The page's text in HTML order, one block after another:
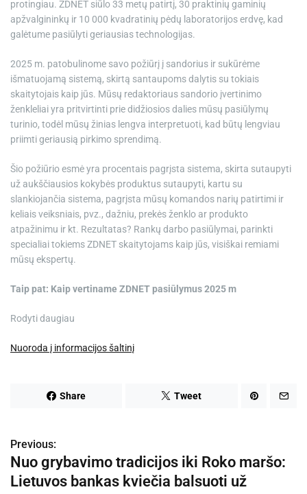
protingiau. ZDNET siūlo 33 metų patirtį, 30 praktinių gaminių
apžvalgininkų ir 10 000 kvadratinių pėdų laboratorijos erdvę, kad
galėtume pasiūlyti geriausias technologijas.
2025 m. patobulinome savo požiūrį į sandorius ir sukūrėme
išmatuojamą sistemą, skirtą santaupoms dalytis su tokiais
skaitytojais kaip jūs. Mūsų redaktoriaus sandorio įvertinimo
ženkleliai yra pritvirtinti prie didžiosios dalies mūsų pasiūlymų
turinio, todėl mūsų žinias lengva interpretuoti, kad būtų lengviau
priimti geriausią pirkimo sprendimą.
Šio požiūrio esmė yra procentais pagrįsta sistema, skirta sutaupyti
už aukščiausios kokybės produktus sutaupyti, kartu su
slankiojančia sistema, pagrįsta mūsų komandos narių patirtimi ir
keliais veiksniais, pvz., dažniu, prekės ženklo ar produkto
atpažinimu ir kt. Rezultatas? Rankų darbo pasiūlymai, parinkti
specialiai tokiems ZDNET skaitytojams kaip jūs, visiškai remiami
mūsų ekspertų.
Taip pat: Kaip vertiname ZDNET pasiūlymus 2025 m
Rodyti daugiau
Nuoroda į informacijos šaltinį
Share Tweet
N
a
Previous:
Nuo grybavimo tradicijos iki Roko maršo:
Lietuvos bankas kviečia balsuoti už